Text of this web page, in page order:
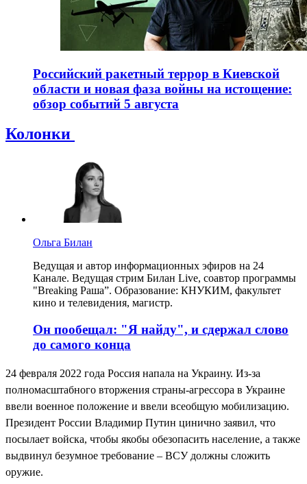
Российский ракетный террор в Киевской
области и новая фаза войны на истощение:
обзор событий 5 августа
Колонки
Ольга Билан
Ведущая и автор информационных эфиров на 24
Канале. Ведущая стрим Билан Live, соавтор программы
"Breaking Раша”. Образование: КНУКИМ, факультет
кино и телевидения, магистр.
Он пообещал: "Я найду", и сдержал слово
до самого конца
24 февраля 2022 года Россия напала на Украину. Из-за
полномасштабного вторжения страны-агрессора в Украине
ввели военное положение и ввели всеобщую мобилизацию.
Президент России Владимир Путин цинично заявил, что
посылает войска, чтобы якобы обезопасить население, а также
выдвинул безумное требование – ВСУ должны сложить
оружие.